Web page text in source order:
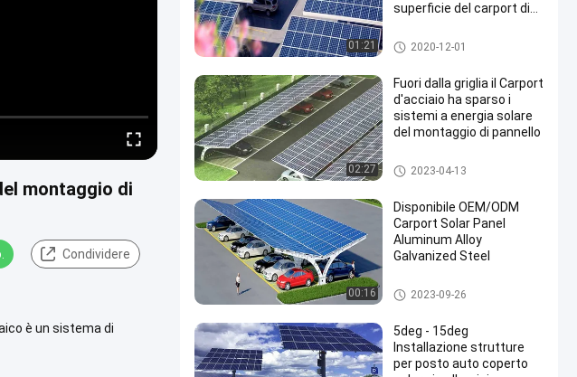
montaggio di
Condividere
è un sistema di
01:21
superficie del carport di
Sistema di montaggio del parc
heggio solare
2020-12-01
02:27
Fuori dalla griglia il Carport
d'acciaio ha sparso i
sistemi a energia solare
del montaggio di pannello
Sistema di montaggio del parc
heggio solare
2023-04-13
00:16
Disponibile OEM/ODM
Carport Solar Panel
Aluminum Alloy
Galvanized Steel
Sistema di montaggio del parc
heggio solare
2023-09-26
5deg - 15deg
Installazione strutture
per posto auto coperto